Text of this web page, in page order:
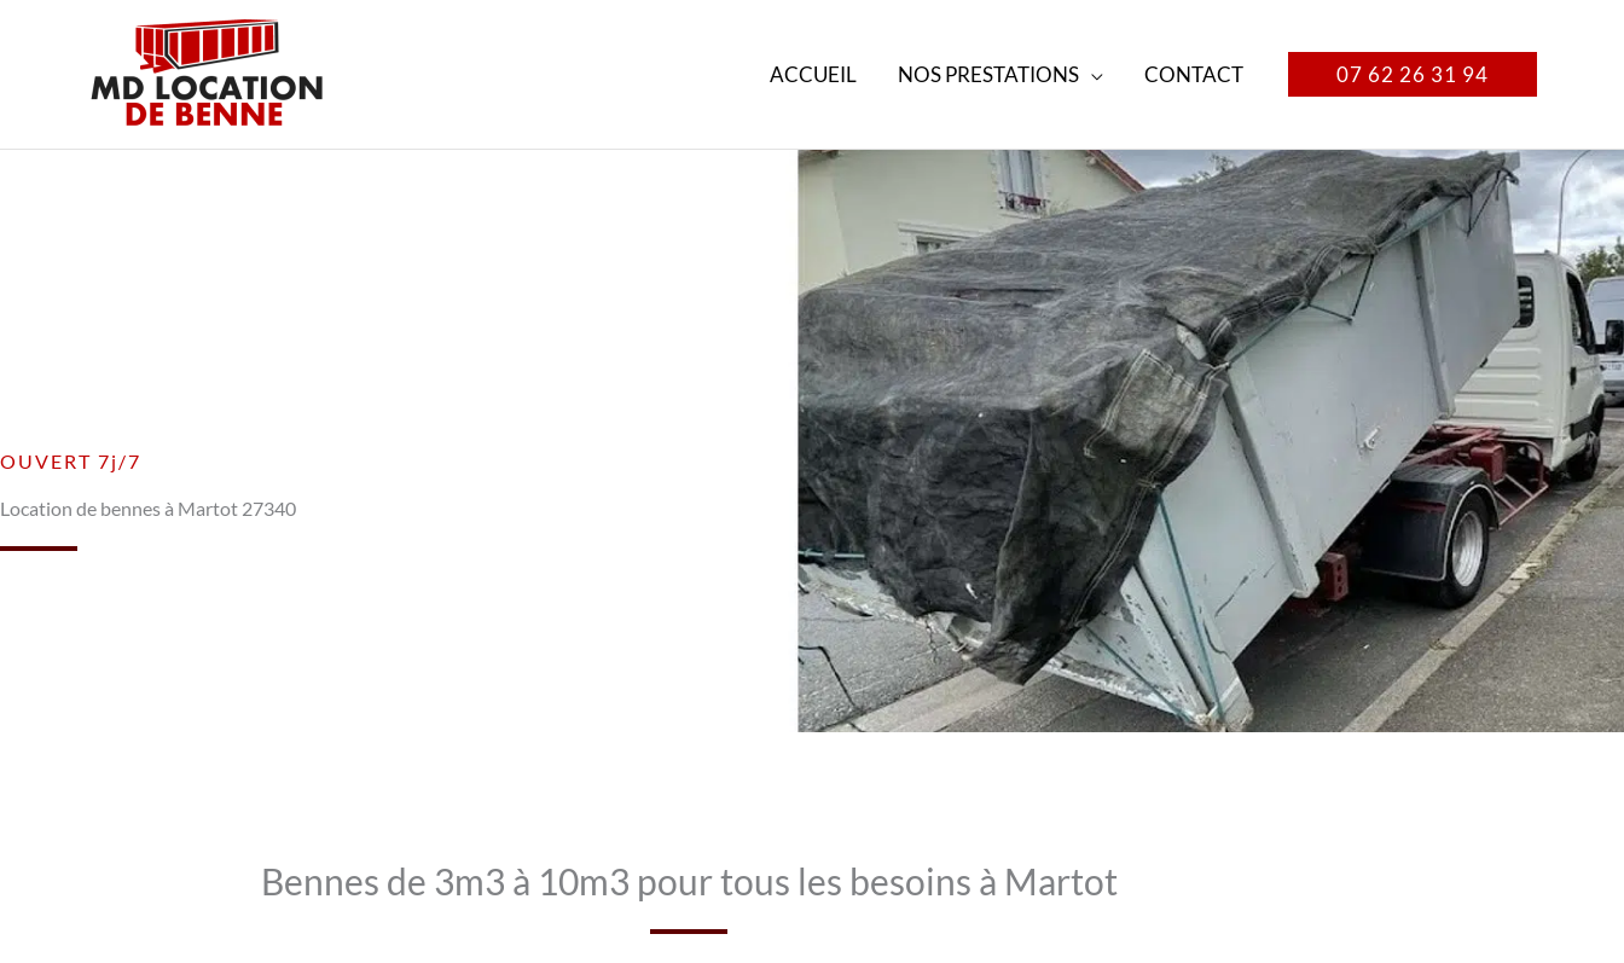
ACCUEIL NOS PRESTATIONS CONTACT 07 62 26 31 94
OUVERT 7j/7
Location de bennes à Martot 27340
Bennes de 3m3 à 10m3 pour tous les besoins à Martot